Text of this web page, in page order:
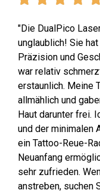
"Die DualPico
unglaublich! Sie
Präzision und
war relativ
erstaunlich. Meine
allmählich und
Haut darunter frei.
und der minimalen
ein Tattoo-Reue-
Neuanfang
sehr zufrieden.
anstreben, suchen